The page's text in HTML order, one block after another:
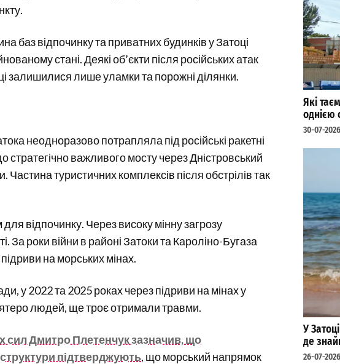
відпочинку та приватних будинків у Затоці
стані. Деякі об’єкти після російських атак
залишилися лише уламки та порожні ділянки.
неодноразово потрапляла під російські ракетні
стратегічно важливого мосту через Дністровський
Частина туристичних комплексів після обстрілів так
відпочинку. Через високу мінну загрозу
За роки війни в районі Затоки та Кароліно-Бугаза
на морських мінах.
у 2022 та 2025 роках через підриви на мінах у
людей, ще троє отримали травми.
сил Дмитро Плетенчук зазначив, що
підтверджують, що морський напрямок
Які
однією
30-07-
У
де
26-07-